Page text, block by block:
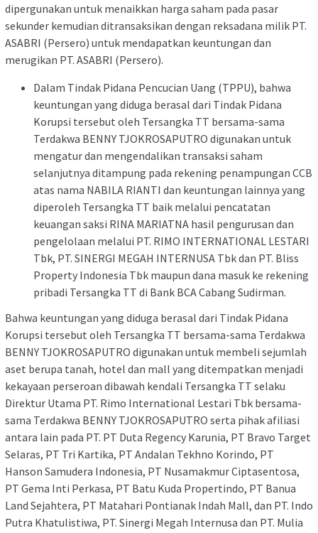
dipergunakan untuk menaikkan harga saham pada pasar
sekunder kemudian ditransaksikan dengan reksadana milik PT.
ASABRI (Persero) untuk mendapatkan keuntungan dan
merugikan PT. ASABRI (Persero).
Dalam Tindak Pidana Pencucian Uang (TPPU), bahwa
keuntungan yang diduga berasal dari Tindak Pidana
Korupsi tersebut oleh Tersangka TT bersama-sama
Terdakwa BENNY TJOKROSAPUTRO digunakan untuk
mengatur dan mengendalikan transaksi saham
selanjutnya ditampung pada rekening penampungan CCB
atas nama NABILA RIANTI dan keuntungan lainnya yang
diperoleh Tersangka TT baik melalui pencatatan
keuangan saksi RINA MARIATNA hasil pengurusan dan
pengelolaan melalui PT. RIMO INTERNATIONAL LESTARI
Tbk, PT. SINERGI MEGAH INTERNUSA Tbk dan PT. Bliss
Property Indonesia Tbk maupun dana masuk ke rekening
pribadi Tersangka TT di Bank BCA Cabang Sudirman.
Bahwa keuntungan yang diduga berasal dari Tindak Pidana
Korupsi tersebut oleh Tersangka TT bersama-sama Terdakwa
BENNY TJOKROSAPUTRO digunakan untuk membeli sejumlah
aset berupa tanah, hotel dan mall yang ditempatkan menjadi
kekayaan perseroan dibawah kendali Tersangka TT selaku
Direktur Utama PT. Rimo International Lestari Tbk bersama-
sama Terdakwa BENNY TJOKROSAPUTRO serta pihak afiliasi
antara lain pada PT. PT Duta Regency Karunia, PT Bravo Target
Selaras, PT Tri Kartika, PT Andalan Tekhno Korindo, PT
Hanson Samudera Indonesia, PT Nusamakmur Ciptasentosa,
PT Gema Inti Perkasa, PT Batu Kuda Propertindo, PT Banua
Land Sejahtera, PT Matahari Pontianak Indah Mall, dan PT. Indo
Putra Khatulistiwa, PT. Sinergi Megah Internusa dan PT. Mulia